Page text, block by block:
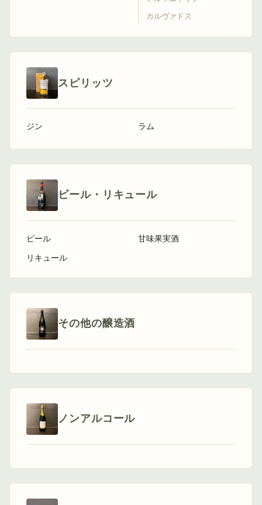
カルヴァドス
スピリッツ
ジン ラム
ビール・リキュール
ビール
リキュール
甘味果実酒
その他の醸造酒
ノンアルコール